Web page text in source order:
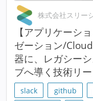
株式会社スリー
【アプリケーシ
ゼーション/
器に、レガシー
ブへ導く技術リ
slack github